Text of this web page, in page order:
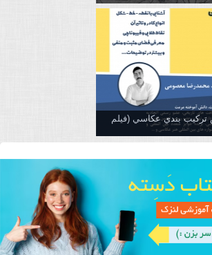
تركيب بندي عكاسي (فیلم